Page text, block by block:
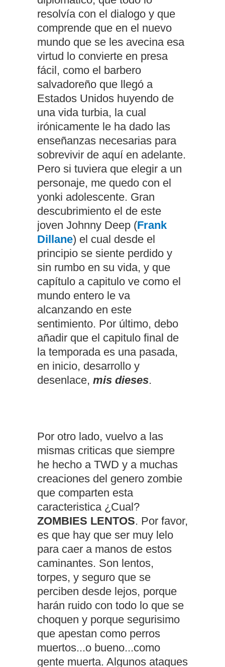
resolvía con el dialogo y que
comprende que en el nuevo
mundo que se les avecina esa
virtud lo convierte en presa
fácil, como el barbero
salvadoreño que llegó a
Estados Unidos huyendo de
una vida turbia, la cual
irónicamente le ha dado las
enseñanzas necesarias para
sobrevivir de aquí en adelante.
Pero si tuviera que elegir a un
personaje, me quedo con el
yonki adolescente. Gran
descubrimiento el de este
joven Johnny Deep (Frank
Dillane) el cual desde el
principio se siente perdido y
sin rumbo en su vida, y que
capítulo a capitulo ve como el
mundo entero le va
alcanzando en este
sentimiento. Por último, debo
añadir que el capitulo final de
la temporada es una pasada,
en inicio, desarrollo y
desenlace, mis dieses.
Por otro lado, vuelvo a las
mismas criticas que siempre
he hecho a TWD y a muchas
creaciones del genero zombie
que comparten esta
caracteristica ¿Cual?
ZOMBIES LENTOS. Por favor,
es que hay que ser muy lelo
para caer a manos de estos
caminantes. Son lentos,
torpes, y seguro que se
perciben desde lejos, porque
harán ruido con todo lo que se
choquen y porque segurisimo
que apestan como perros
muertos...o bueno...como
gente muerta. Algunos ataques